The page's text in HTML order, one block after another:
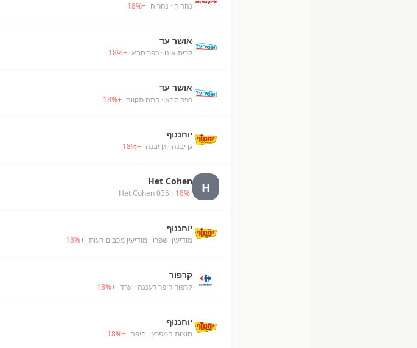
נהריה · נהריה +
18%
אושר עד
קרית אונו · כפר סבא +
18%
אושר עד
כפר סבא · פתח תקווה +
18%
יוחננוף
גן יבנה · גן יבנה +
18%
H
Het Cohen
Het Cohen 035 +18%
יוחננוף
מודיעין ישפרו · מודיעין מכבים רעות +
18%
קרפור
קרפור היפר רעננה · ערד +
18%
יוחננוף
חוצות המפרץ · חיפה +
18%